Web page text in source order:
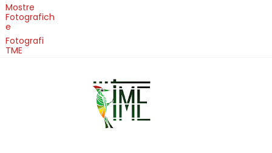
Mostre
Fotografich
e
Fotografi
TME